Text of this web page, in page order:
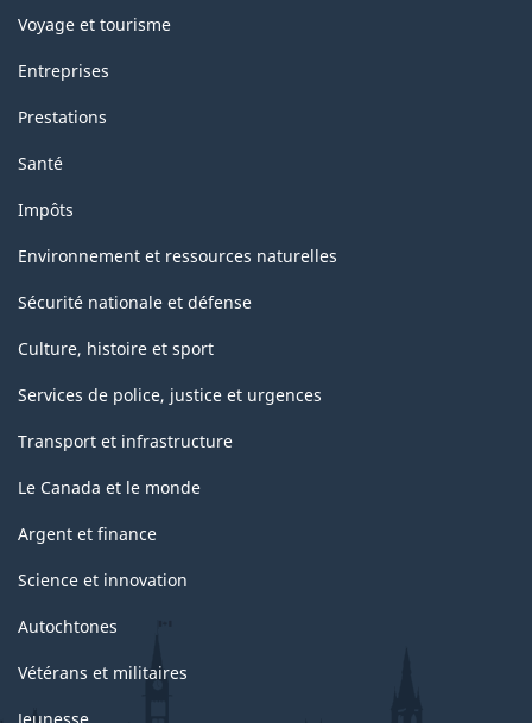
Voyage et tourisme
Entreprises
Prestations
Santé
Impôts
Environnement et ressources naturelles
Sécurité nationale et défense
Culture, histoire et sport
Services de police, justice et urgences
Transport et infrastructure
Le Canada et le monde
Argent et finance
Science et innovation
Autochtones
Vétérans et militaires